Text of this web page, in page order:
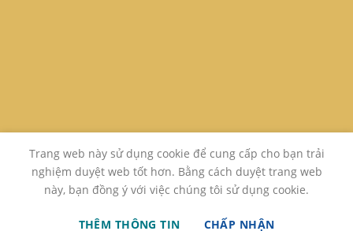
Trang web này sử dụng cookie để cung cấp cho bạn trải
nghiệm duyệt web tốt hơn. Bằng cách duyệt trang web
này, bạn đồng ý với việc chúng tôi sử dụng cookie.
THÊM THÔNG TIN CHẤP NHẬN